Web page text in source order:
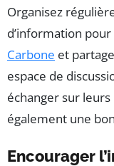
Organisez
d’information
Carbone et
espace de
échanger sur
également une
Encourager